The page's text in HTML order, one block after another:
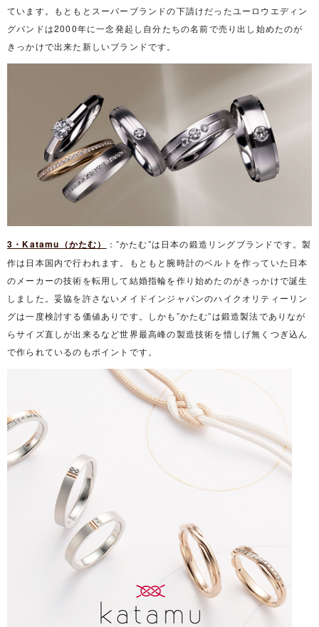
ています。もともとスーパーブランドの下請けだったユーロウエディン
グバンドは2000年に一念発起し自分たちの名前で売り出し始めたのが
きっかけで出来た新しいブランドです。
3・Katamu（かたむ）
：”かたむ”は日本の鍛造リングブランドです。製
作は日本国内で行われます。もともと腕時計のベルトを作っていた日本
のメーカーの技術を転用して結婚指輪を作り始めたのがきっかけで誕生
しました。妥協を許さないメイドインジャパンのハイクオリティーリン
グは一度検討する価値ありです。しかも”かたむ”は鍛造製法でありなが
らサイズ直しが出来るなど世界最高峰の製造技術を惜しげ無くつぎ込ん
で作られているのもポイントです。